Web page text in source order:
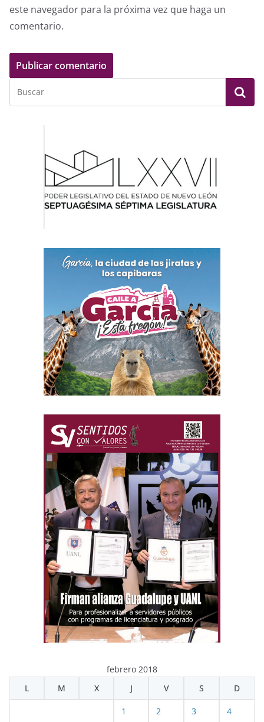
este navegador para la próxima vez que haga un
comentario.
febrero 2018
L
M X J V S D
1 2 3 4